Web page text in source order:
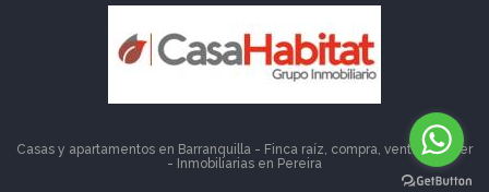
Casas y apartamentos en Barranquilla - Finca raíz, compra, venta, alquiler
- Inmobiliarias en Pereira